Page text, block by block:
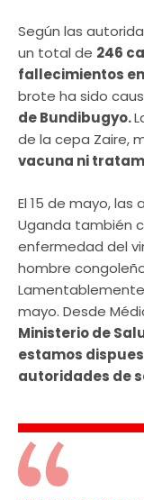
Según las
un total de 246
fallecimientos
brote ha sido
de Bundibugyo.
de la cepa Zaire,
vacuna ni
El 15 de mayo,
Uganda también
enfermedad del
hombre
mayo. Desde
Ministerio de
estamos
autoridades de